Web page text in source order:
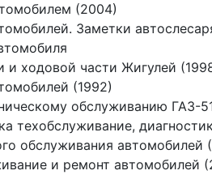
(2004)
Заметки
и ходовой части Жигулей
(1992)
обслуживанию ГАЗ-
техобслуживание,
обслуживания автомобилей
и ремонт автомобилей